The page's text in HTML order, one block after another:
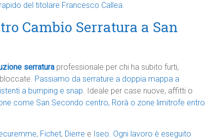
del titolare Francesco Callea.
Cambio Serratura a San
serratura professionale per chi ha subito furti,
Passiamo da serrature a doppia mappa a
a bumping e snap. Ideale per case nuove, affitti o
come San Secondo centro, Rorà o zone limitrofe entro
, Fichet, Dierre e Iseo. Ogni lavoro è eseguito